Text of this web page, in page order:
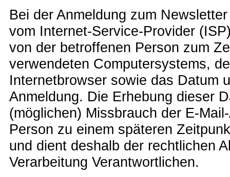
Bei der Anmeldung zum
vom Internet-Service-Provider
von der betroffenen Person zum
verwendeten Computersystems,
Internetbrowser sowie das Datum
Anmeldung. Die Erhebung dieser
(möglichen) Missbrauch der E-
Person zu einem späteren
und dient deshalb der rechtlichen
Verarbeitung Verantwortlichen.